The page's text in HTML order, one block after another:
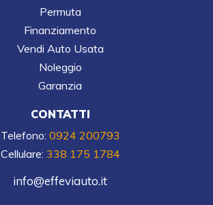
Permuta
Finanziamento
Vendi Auto Usata
Noleggio
Garanzia
CONTATTI
Telefono: 0924 200793
Cellulare: 338 175 1784
info@effeviauto.it